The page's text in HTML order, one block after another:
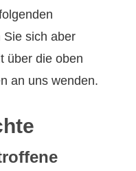
Sie sich aber
über die oben
an uns wenden.